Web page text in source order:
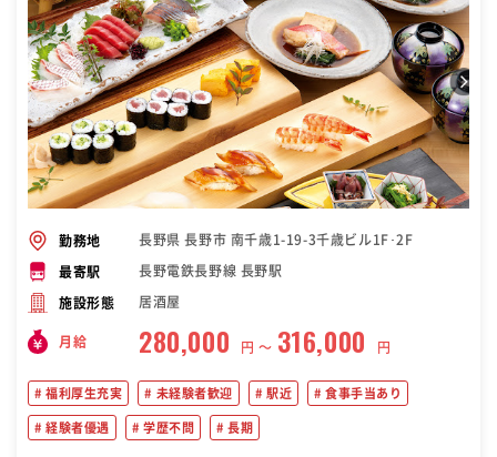
勤務地 長野県 長野市 南千歳1-19-3千歳ビル1F･2F
最寄駅 長野電鉄長野線 長野駅
施設形態 居酒屋
月給 280,000 円 〜 316,000 円
福利厚生充実 未経験者歓迎 駅近 食事手当あり
経験者優遇 学歴不問 長期